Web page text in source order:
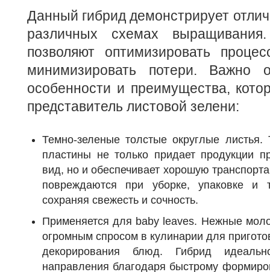
Данный гибрид демонстрирует
различных схемах
позволяют оптимизировать
минимизировать потери. Важно
особенности и преимущества,
представитель листовой зелени:
Темно-зеленые толстые округлые листья.
пластины не только придает продукции
вид, но и обеспечивает хорошую
повреждаются при уборке, упаковке и
сохраняя свежесть и сочность.
Применяется для baby leaves. Нежные
огромным спросом в кулинарии для
декорирования блюд. Гибрид
направления благодаря быстрому